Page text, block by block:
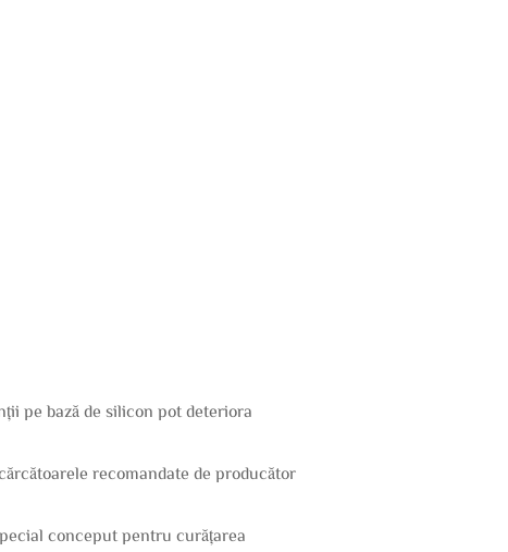
pe bază de silicon pot deteriora
recomandate de producător
conceput pentru curățarea